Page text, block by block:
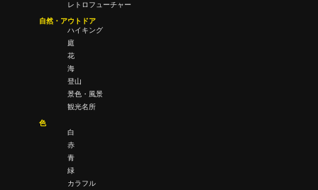
レトロフューチャー
自然・アウトドア
ハイキング
庭
花
海
登山
景色・風景
観光名所
色
白
赤
青
緑
カラフル